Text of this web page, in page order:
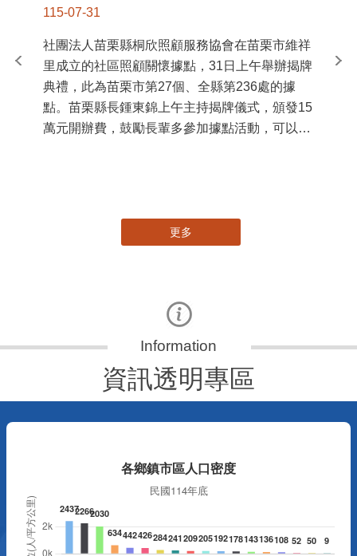
115-07-31
社團法人苗栗縣桐欣照顧服務協會在苗栗市維祥
里成立的社區照顧關懷據點，31日上午舉辦揭牌
典禮，此為苗栗市第27個、全縣第236處的據
點。苗栗縣長鍾東錦上午主持揭牌儀式，頒發15
萬元開辦費，鼓勵長輩多參加據點活動，可以更
苗
更多
資訊透明專區